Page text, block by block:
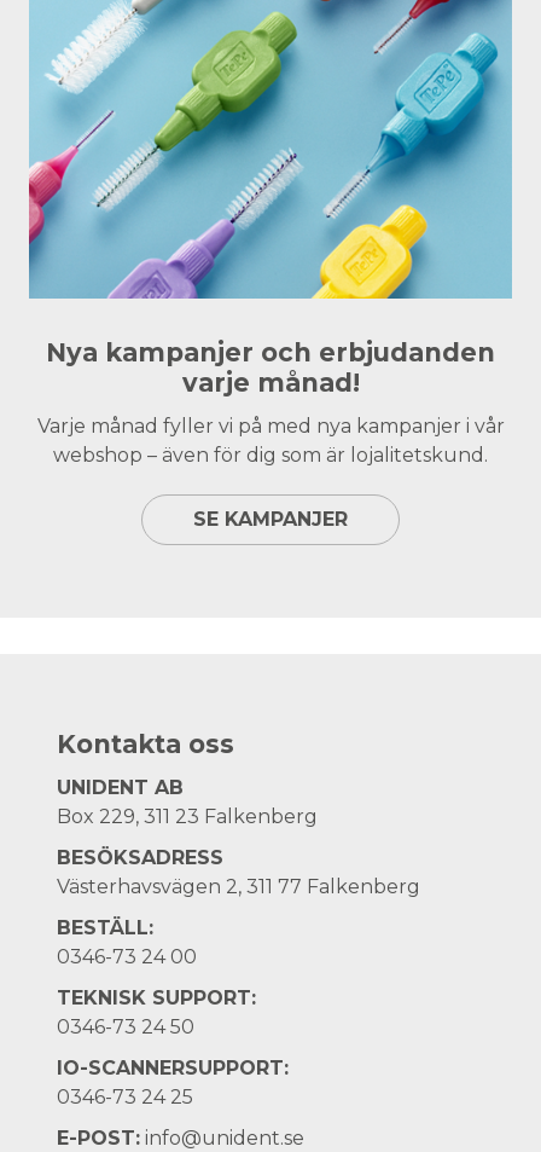
Nya kampanjer och erbjudanden
varje månad!
Varje månad fyller vi på med nya kampanjer i vår
webshop – även för dig som är lojalitetskund.
SE KAMPANJER
Kontakta oss
UNIDENT AB
Box 229, 311 23 Falkenberg
BESÖKSADRESS
Västerhavsvägen 2, 311 77 Falkenberg
BESTÄLL:
0346-73 24 00
TEKNISK SUPPORT:
0346-73 24 50
IO-SCANNERSUPPORT:
0346-73 24 25
E-POST: info@unident.se